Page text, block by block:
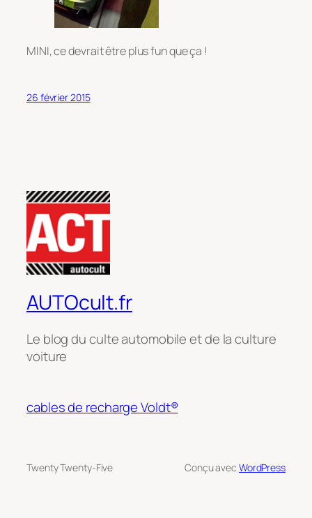
MINI, ce devrait être plus fun que ça !
26 février 2015
AUTOcult.fr
Le blog du culte automobile et de la culture
voiture
cables de recharge Voldt®
Twenty Twenty-Five Conçu avec WordPress